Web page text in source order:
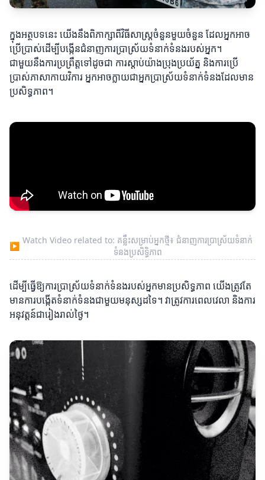
ក្នុងអត្ថបទនេះ យើងនឹងពិភាក្សាពីវិធីសាស្ត្រចំនួនមួយចំនួន ដែលអ្នកអាច
ប្រើប្រាស់ដើម្បីបង្កើនជំនាញការប្រាស្រ័យទំនាក់ទំនងរបស់អ្នក។
ជាមួយនឹងការប្រព្រឹត្តទៅដូចជា ការស្តាប់យ៉ាងប្រុងប្រយ័ត្ន និងការប្រើ
ប្រាស់ភាសាកាយវិការ អ្នកអាចក្លាយជាអ្នកប្រាស្រ័យទំនាក់ទំនងដែលមាន
ប្រសិទ្ធភាព។
▶
Watch Video related to: គន្លឹះសម្រាប់អ្នកថ្មី៖ ជំនាញការប្រាស្រ័យទំនាក់
ទំនងប្រសិទ្ធិភាព
ដើម្បីធ្វើឱ្យការប្រាស្រ័យទំនាក់ទំនងរបស់អ្នកមានប្រសិទ្ធភាព យើងត្រូវតែ
មានការបង្កើតទំនាក់ទំនងជាមួយមនុស្សដទៃ។ វាត្រូវការពេលវេលា និងការ
អនុវត្តន៍ជារៀងរាល់ថ្ងៃ។